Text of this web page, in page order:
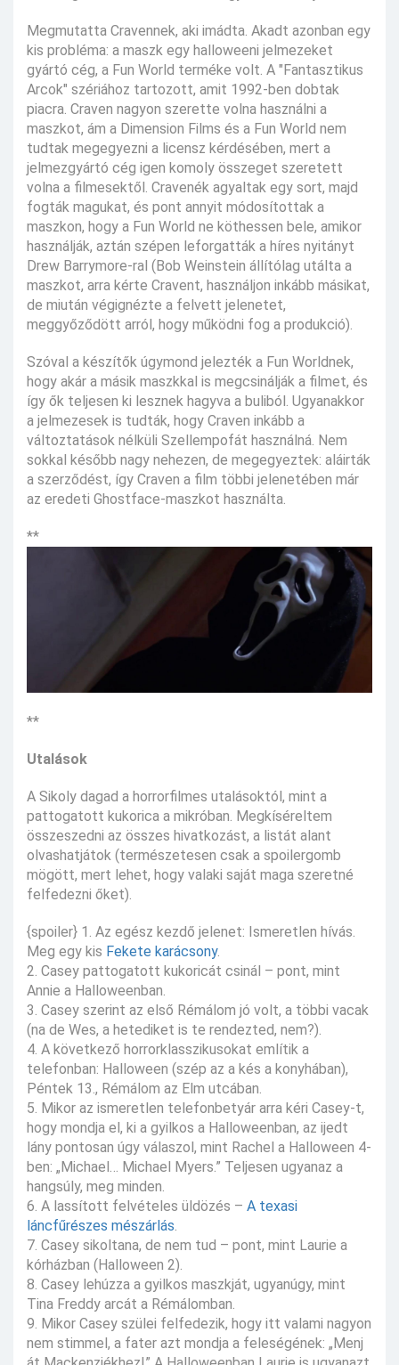
Megmutatta Cravennek, aki imádta. Akadt azonban egy
kis probléma: a maszk egy halloweeni jelmezeket
gyártó cég, a Fun World terméke volt. A "Fantasztikus
Arcok" szériához tartozott, amit 1992-ben dobtak
piacra. Craven nagyon szerette volna használni a
maszkot, ám a Dimension Films és a Fun World nem
tudtak megegyezni a licensz kérdésében, mert a
jelmezgyártó cég igen komoly összeget szeretett
volna a filmesektől. Cravenék agyaltak egy sort, majd
fogták magukat, és pont annyit módosítottak a
maszkon, hogy a Fun World ne köthessen bele, amikor
használják, aztán szépen leforgatták a híres nyitányt
Drew Barrymore-ral (Bob Weinstein állítólag utálta a
maszkot, arra kérte Cravent, használjon inkább másikat,
de miután végignézte a felvett jelenetet,
meggyőződött arról, hogy működni fog a produkció).
Szóval a készítők úgymond jelezték a Fun Worldnek,
hogy akár a másik maszkkal is megcsinálják a filmet, és
így ők teljesen ki lesznek hagyva a buliból. Ugyanakkor
a jelmezesek is tudták, hogy Craven inkább a
változtatások nélküli Szellempofát használná. Nem
sokkal később nagy nehezen, de megegyeztek: aláirták
a szerződést, így Craven a film többi jelenetében már
az eredeti Ghostface-maszkot használta.
**
**
Utalások
A Sikoly dagad a horrorfilmes utalásoktól, mint a
pattogatott kukorica a mikróban. Megkíséreltem
összeszedni az összes hivatkozást, a listát alant
olvashatjátok (természetesen csak a spoilergomb
mögött, mert lehet, hogy valaki saját maga szeretné
felfedezni őket).
{spoiler} 1. Az egész kezdő jelenet: Ismeretlen hívás.
Meg egy kis Fekete karácsony.
2. Casey pattogatott kukoricát csinál – pont, mint
Annie a Halloweenban.
3. Casey szerint az első Rémálom jó volt, a többi vacak
(na de Wes, a hetediket is te rendezted, nem?).
4. A következő horrorklasszikusokat említik a
telefonban: Halloween (szép az a kés a konyhában),
Péntek 13., Rémálom az Elm utcában.
5. Mikor az ismeretlen telefonbetyár arra kéri Casey-t,
hogy mondja el, ki a gyilkos a Halloweenban, az ijedt
lány pontosan úgy válaszol, mint Rachel a Halloween 4-
ben: „Michael… Michael Myers.” Teljesen ugyanaz a
hangsúly, meg minden.
6. A lassított felvételes üldözés – A texasi
láncfűrészes mészárlás.
7. Casey sikoltana, de nem tud – pont, mint Laurie a
kórházban (Halloween 2).
8. Casey lehúzza a gyilkos maszkját, ugyanúgy, mint
Tina Freddy arcát a Rémálomban.
9. Mikor Casey szülei felfedezik, hogy itt valami nagyon
nem stimmel, a fater azt mondja a feleségének: „Menj